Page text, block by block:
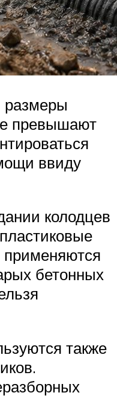
размеры
превышают
ввиду
колодцев
применяются
бетонных
также